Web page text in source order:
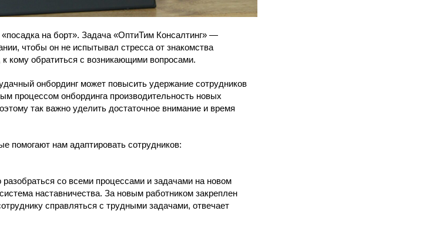
«посадка на борт». Задача «ОптиТим Консалтинг» —
чтобы он не испытывал стресса от знакомства
кому обратиться с возникающими вопросами.
онбординг может повысить удержание сотрудников
процессом онбординга производительность новых
так важно уделить достаточное внимание и время
помогают нам адаптировать сотрудников:
со всеми процессами и задачами на новом
наставничества. За новым работником закреплен
справляться с трудными задачами, отвечает